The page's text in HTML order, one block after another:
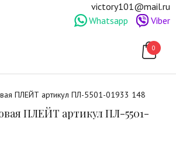
victory101@mail.ru
Whatsapp
Viber
0
ПЛЕЙТ артикул ПЛ-5501-01933 148
ПЛЕЙТ артикул ПЛ-5501-